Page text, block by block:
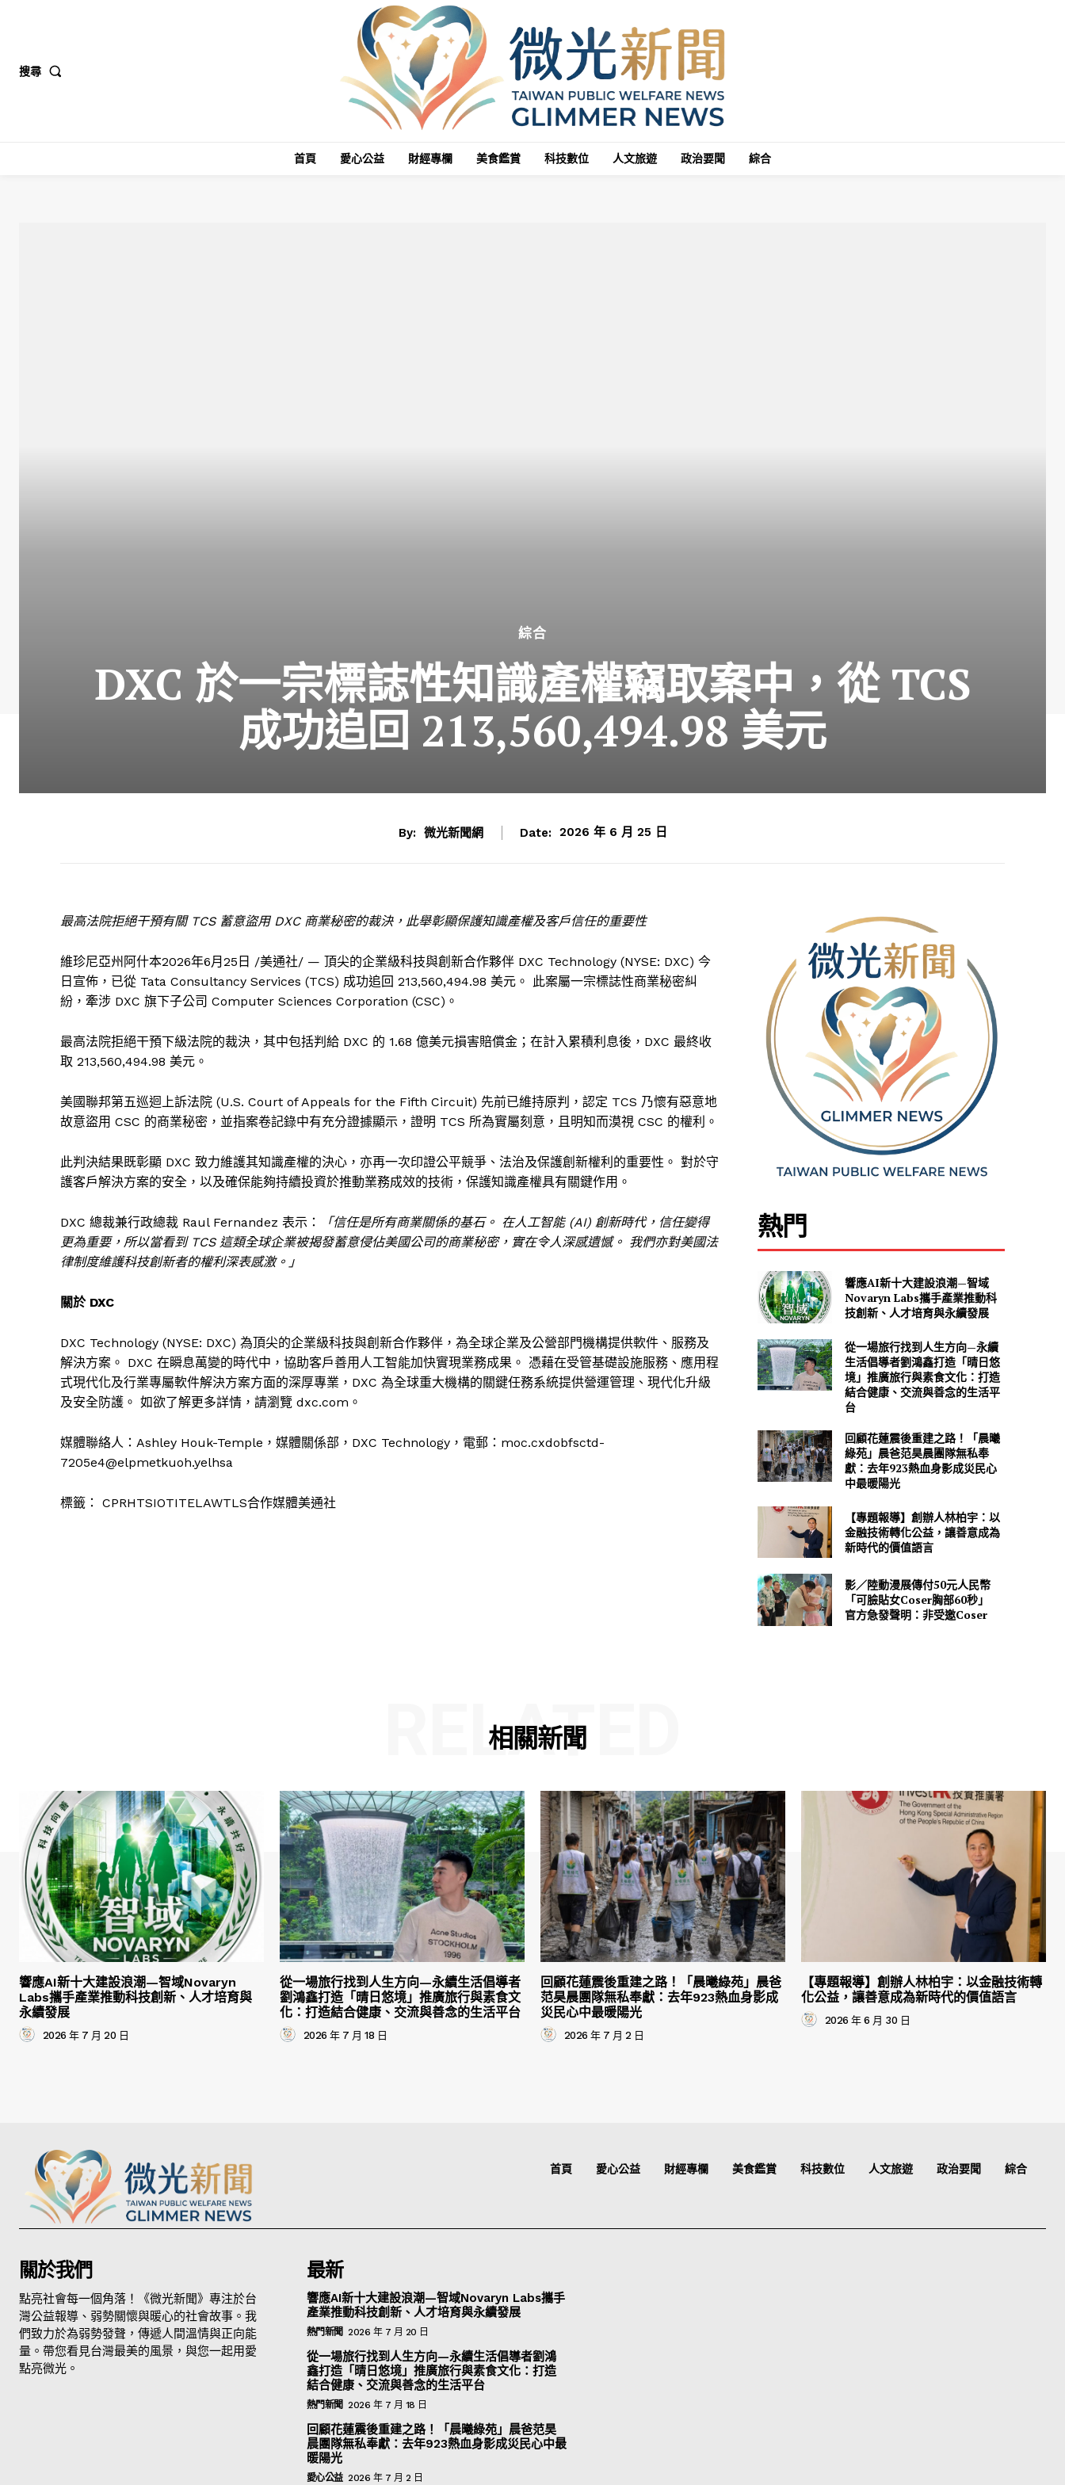
搜尋
首頁 愛心公益 財經專欄 美食鑑賞 科技數位 人文旅遊 政治要聞 綜合
綜合
DXC 於一宗標誌性知識產權竊取案中，從 TCS
成功追回 213,560,494.98 美元
By: 微光新聞網 Date: 2026 年 6 月 25 日
最高法院拒絕干預有關 TCS 蓄意盜用 DXC 商業秘密的裁決，此舉彰顯保護知識產權及客戶信任的重要性
維珍尼亞州阿什本2026年6月25日 /美通社/ — 頂尖的企業級科技與創新合作夥伴 DXC Technology (NYSE: DXC) 今
日宣佈，已從 Tata Consultancy Services (TCS) 成功追回 213,560,494.98 美元。 此案屬一宗標誌性商業秘密糾
紛，牽涉 DXC 旗下子公司 Computer Sciences Corporation (CSC)。
最高法院拒絕干預下級法院的裁決，其中包括判給 DXC 的 1.68 億美元損害賠償金；在計入累積利息後，DXC 最終收
取 213,560,494.98 美元。
美國聯邦第五巡迴上訴法院 (U.S. Court of Appeals for the Fifth Circuit) 先前已維持原判，認定 TCS 乃懷有惡意地
故意盜用 CSC 的商業秘密，並指案卷記錄中有充分證據顯示，證明 TCS 所為實屬刻意，且明知而漠視 CSC 的權利。
此判決結果既彰顯 DXC 致力維護其知識產權的決心，亦再一次印證公平競爭、法治及保護創新權利的重要性。 對於守
護客戶解決方案的安全，以及確保能夠持續投資於推動業務成效的技術，保護知識產權具有關鍵作用。
DXC 總裁兼行政總裁 Raul Fernandez 表示：
「信任是所有商業關係的基石。 在人工智能 (AI) 創新時代，信任變得
更為重要，所以當看到 TCS 這類全球企業被揭發蓄意侵佔美國公司的商業秘密，實在令人深感遺憾。 我們亦對美國法
律制度維護科技創新者的權利深表感激。」
關於 DXC
DXC Technology (NYSE: DXC) 為頂尖的企業級科技與創新合作夥伴，為全球企業及公營部門機構提供軟件、服務及
解決方案。 DXC 在瞬息萬變的時代中，協助客戶善用人工智能加快實現業務成果。 憑藉在受管基礎設施服務、應用程
式現代化及行業專屬軟件解決方案方面的深厚專業，DXC 為全球重大機構的關鍵任務系統提供營運管理、現代化升級
及安全防護。 如欲了解更多詳情，請瀏覽 dxc.com。
媒體聯絡人：Ashley Houk-Temple，媒體關係部，DXC Technology，電郵： moc.cxdobfsctd-
7205e4@elpmetkuoh.yelhsa
標籤： CPRHTSIOTITELAWTLS合作媒體美通社
熱門
響應AI新十大建設浪潮—智域
Novaryn Labs攜手產業推動科
技創新、人才培育與永續發展
從一場旅行找到人生方向—永續
生活倡導者劉鴻鑫打造「晴日悠
境」推廣旅行與素食文化：打造
結合健康、交流與善念的生活平
台
回顧花蓮震後重建之路！「晨曦
綠苑」晨爸范昊晨團隊無私奉
獻：去年923熱血身影成災民心
中最暖陽光
【專題報導】創辦人林柏宇：以
金融技術轉化公益，讓善意成為
新時代的價值語言
影／陸動漫展傳付50元人民幣
「可臉貼女Coser胸部60秒」
官方急發聲明：非受邀Coser
相關新聞
RELATED
響應AI新十大建設浪潮—智域Novaryn
Labs攜手產業推動科技創新、人才培育與
永續發展
2026 年 7 月 20 日
從一場旅行找到人生方向—永續生活倡導者
劉鴻鑫打造「晴日悠境」推廣旅行與素食文
化：打造結合健康、交流與善念的生活平台
2026 年 7 月 18 日
回顧花蓮震後重建之路！「晨曦綠苑」晨爸
范昊晨團隊無私奉獻：去年923熱血身影成
災民心中最暖陽光
2026 年 7 月 2 日
【專題報導】創辦人林柏宇：以金融技術轉
化公益，讓善意成為新時代的價值語言
2026 年 6 月 30 日
首頁 愛心公益 財經專欄 美食鑑賞 科技數位 人文旅遊 政治要聞 綜合
關於我們
點亮社會每一個角落！《微光新聞》專注於台
灣公益報導、弱勢關懷與暖心的社會故事。我
們致力於為弱勢發聲，傳遞人間溫情與正向能
量。帶您看見台灣最美的風景，與您一起用愛
點亮微光。
最新
響應AI新十大建設浪潮—智域Novaryn Labs攜手
產業推動科技創新、人才培育與永續發展
熱門新聞 2026 年 7 月 20 日
從一場旅行找到人生方向—永續生活倡導者劉鴻
鑫打造「晴日悠境」推廣旅行與素食文化：打造
結合健康、交流與善念的生活平台
熱門新聞 2026 年 7 月 18 日
回顧花蓮震後重建之路！「晨曦綠苑」晨爸范昊
晨團隊無私奉獻：去年923熱血身影成災民心中最
暖陽光
愛心公益 2026 年 7 月 2 日